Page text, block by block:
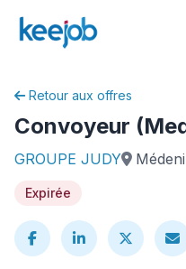
Retour aux offres
Convoyeur
GROUPE JUDY
Expirée